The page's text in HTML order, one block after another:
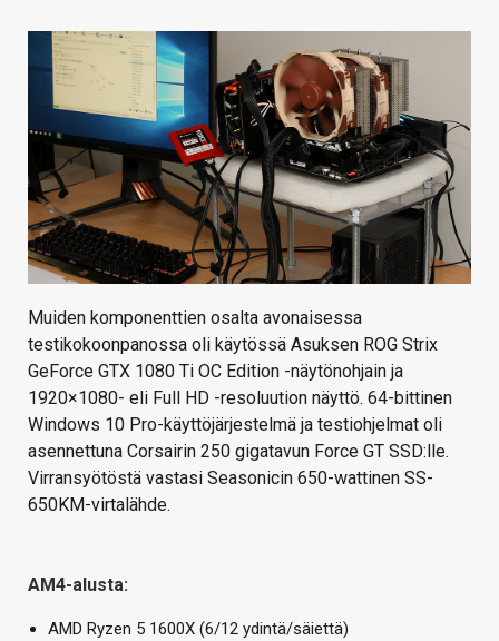
Muiden komponenttien osalta avonaisessa
testikokoonpanossa oli käytössä Asuksen ROG Strix
GeForce GTX 1080 Ti OC Edition -näytönohjain ja
1920×1080- eli Full HD -resoluution näyttö. 64-bittinen
Windows 10 Pro-käyttöjärjestelmä ja testiohjelmat oli
asennettuna Corsairin 250 gigatavun Force GT SSD:lle.
Virransyötöstä vastasi Seasonicin 650-wattinen SS-
650KM-virtalähde.
AM4-alusta:
AMD Ryzen 5 1600X (6/12 ydintä/säiettä)